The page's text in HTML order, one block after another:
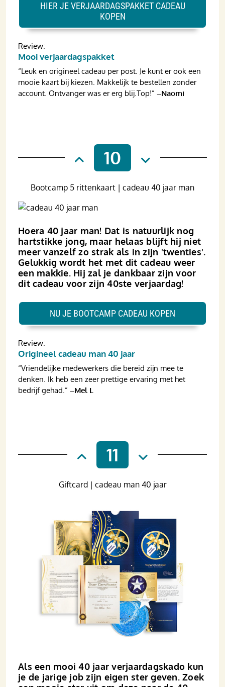
Review:
Mooi verjaardagspakket
“Leuk en origineel cadeau per post. Je kunt er ook een
mooie kaart bij kiezen. Makkelijk te bestellen zonder
account. Ontvanger was er erg blij.Top!” –Naomi
HIER JE VERJAARDAGSPAKKET CADEAU
KOPEN
10
Hoera 40 jaar man! Dat is natuurlijk nog
hartstikke jong, maar helaas blijft hij niet
meer vanzelf zo strak als in zijn 'twenties'.
Gelukkig wordt het met dit cadeau weer
een makkie. Hij zal je dankbaar zijn voor
dit cadeau voor zijn 40ste verjaardag!
Bootcamp 5 rittenkaart | cadeau 40 jaar man
Review:
Origineel cadeau man 40 jaar
“Vriendelijke medewerkers die bereid zijn mee te
denken. Ik heb een zeer prettige ervaring met het
bedrijf gehad.” –Mel L
NU JE BOOTCAMP CADEAU KOPEN
11
Als een mooi 40 jaar verjaardagskado kun
je de jarige job zijn eigen ster geven. Zoek
Giftcard | cadeau man 40 jaar